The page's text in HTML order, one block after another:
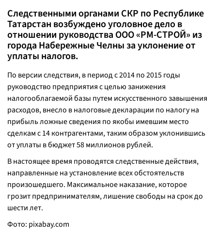
Следственными органами СКР по Республике
Татарстан возбуждено уголовное дело в
отношении руководства ООО «РМ-СТРОЙ» из
города Набережные Челны за уклонение от
уплаты налогов.
По версии следствия, в период с 2014 по 2015 годы
руководство предприятия с целью занижения
налогооблагаемой базы путем искусственного завышения
расходов, внесло в налоговые декларации по налогу на
прибыль ложные сведения по якобы имевшим место
сделкам с 14 контрагентами, таким образом уклонившись
от уплаты в бюджет 58 миллионов рублей.
В настоящее время проводятся следственные действия,
направленные на установление всех обстоятельств
произошедшего. Максимальное наказание, которое
грозит предпринимателям, лишение свободы на срок до
шести лет.
Фото: pixabay.com